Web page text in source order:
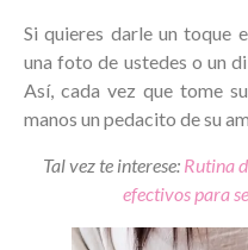
Si quieres darle un toque
una foto de ustedes o un
Así, cada vez que tome
manos un pedacito de su
Tal vez te interese: Rutina
efectivos para